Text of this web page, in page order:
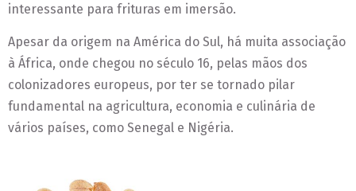
interessante para frituras em imersão.
Apesar da origem na América do Sul, há muita associação
à África, onde chegou no século 16, pelas mãos dos
colonizadores europeus, por ter se tornado pilar
fundamental na agricultura, economia e culinária de
vários países, como Senegal e Nigéria.